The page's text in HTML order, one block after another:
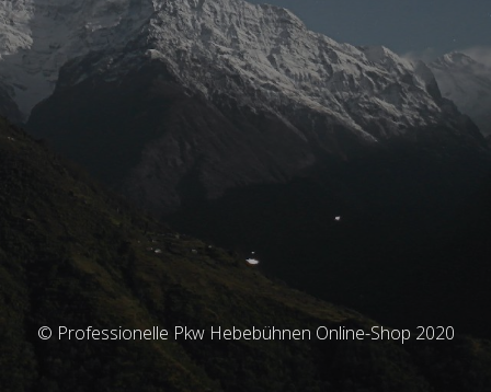
© Professionelle Pkw Hebebühnen Online-Shop 2020